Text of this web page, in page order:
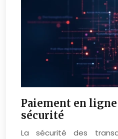
Paiement en
sécurité
La sécurité des